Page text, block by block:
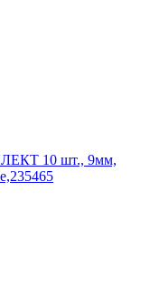
10 шт., 9мм,